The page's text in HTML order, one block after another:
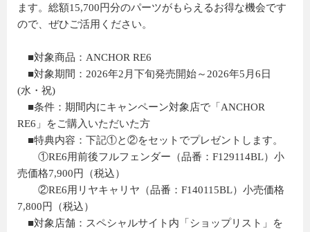
ます。総額15,700円分のパーツがもらえるお得な機会です
ので、ぜひご活用ください。
■対象商品：ANCHOR RE6
■対象期間：2026年2月下旬発売開始～2026年5月6日
(水・祝)
■条件：期間内にキャンペーン対象店で「ANCHOR
RE6」をご購入いただいた方
■特典内容：下記①と②をセットでプレゼントします。
①RE6用前後フルフェンダー（品番：F129114BL）小
売価格7,900円（税込）
②RE6用リヤキャリヤ（品番：F140115BL）小売価格
7,800円（税込）
■対象店舗：スペシャルサイト内「ショップリスト」を